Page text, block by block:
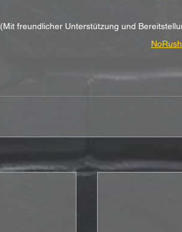
(Mit freundlicher Unterstützung und